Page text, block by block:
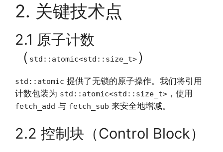
2. 关键技术点
2.1 原子计数
（ std::atomic<std::size_t> ）
std::atomic 提供了无锁的原子操作。我们将引用
计数包装为 std::atomic<std::size_t> ，使用
fetch_add 与 fetch_sub 来安全地增减。
2.2 控制块（Control Block）